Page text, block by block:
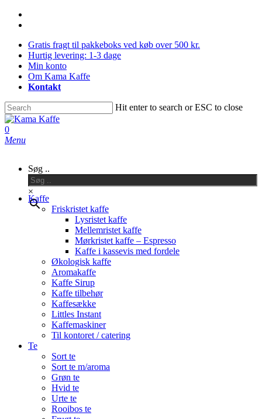
Skip
contentGratis fragt til pakkeboks ved køb over 500 kr.
Hurtig levering: 1-3 dage
Min konto
Om Kama Kaffe
Kontakt
Hit enter to search or ESC to close
Close
Search
0
Menu
Søg ..
×
Kaffe
Friskristet kaffe
Lysristet kaffe
Mellemristet kaffe
Mørkristet kaffe – Espresso
Kaffe i kassevis med fordele
Økologisk kaffe
Aromakaffe
Kaffe Sirup
Kaffe tilbehør
Kaffesække
Littles Instant
Kaffemaskiner
Til kontoret / catering
Te
Sort te
Sort te m/aroma
Grøn te
Hvid te
Urte te
Rooibos te